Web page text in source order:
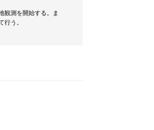
観測を開始する。ま
う。